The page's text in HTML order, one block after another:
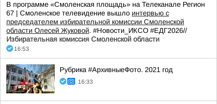
В программе «Смоленская площадь» на Телеканале Регион
67 | Смоленское телевидение вышло интервью с
председателем избирательной комиссии Смоленской
области Олесей Жуковой. #Новости_ИКСО #ЕДГ2026//
Избирательная комиссия Смоленской области
16:53
Рубрика #АрхивныеФото. 2021 год
16:33